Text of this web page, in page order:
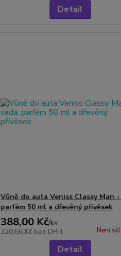
Detail
Vůně do auta Veniss Classy Man -
parfém 50 ml a dřevěný přívěsek
388,00 Kč/ks
320,66 Kč bez DPH Není
Detail